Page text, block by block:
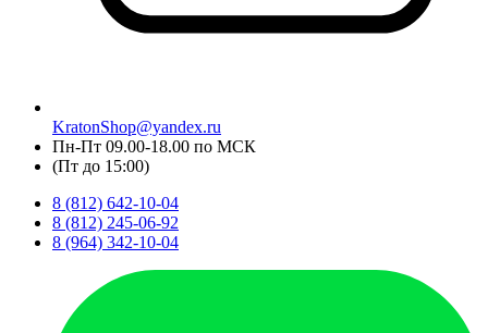
KratonShop@yandex.ru
Пн-Пт 09.00-18.00 по МСК
(Пт до 15:00)
8 (812) 642-10-04
8 (812) 245-06-92
8 (964) 342-10-04